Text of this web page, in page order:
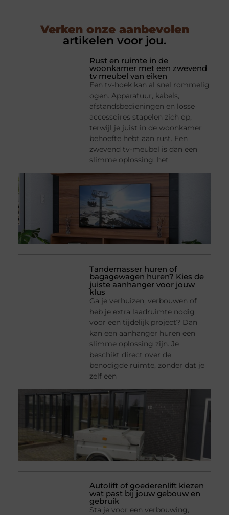
Verken onze aanbevolen
artikelen voor jou.
Rust en ruimte in de
woonkamer met een zwevend
tv meubel van eiken
Een tv-hoek kan al snel rommelig
ogen. Apparatuur, kabels,
afstandsbedieningen en losse
accessoires stapelen zich op,
terwijl je juist in de woonkamer
behoefte hebt aan rust. Een
zwevend tv-meubel is dan een
slimme oplossing: het
Tandemasser huren of
bagagewagen huren? Kies de
juiste aanhanger voor jouw
klus
Ga je verhuizen, verbouwen of
heb je extra laadruimte nodig
voor een tijdelijk project? Dan
kan een aanhanger huren een
slimme oplossing zijn. Je
beschikt direct over de
benodigde ruimte, zonder dat je
zelf een
Autolift of goederenlift kiezen
wat past bij jouw gebouw en
gebruik
Sta je voor een verbouwing,